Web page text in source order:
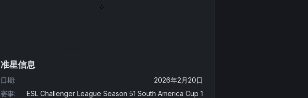
准星信息
日期:
2026年2月20日
赛事:
ESL Challenger League Season 51 South America Cup 1